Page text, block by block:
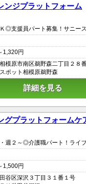
ジプラットフォーム
◎支援員パート募集！サニー
1,320円
模原市南区鵜野森二丁目２８
ポット相模原鵜野森
詳細を見る
プラットフォームケ
週２～◎介護職パート！ライ
1,500円
谷区深沢３丁目３１番１号